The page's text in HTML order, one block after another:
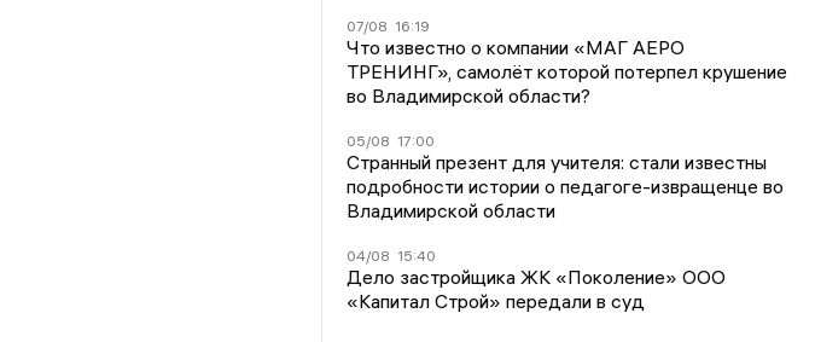
07/08 16:19
Что известно о компании «МАГ АЕРО
ТРЕНИНГ», самолёт которой потерпел крушение
во Владимирской области?
05/08 17:00
Странный презент для учителя: стали известны
подробности истории о педагоге-извращенце во
Владимирской области
04/08 15:40
Дело застройщика ЖК «Поколение» ООО
«Капитал Строй» передали в суд